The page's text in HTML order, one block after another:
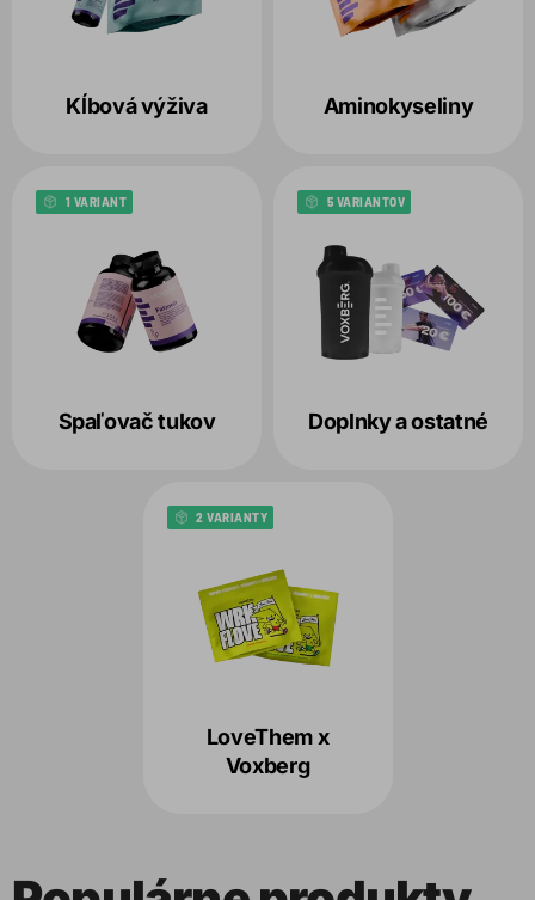
Kĺbová výživa Aminokyseliny
Spaľovač tukov
1 VARIANT
Doplnky a ostatné
5 VARIANTOV
LoveThem x
Voxberg
2 VARIANTY